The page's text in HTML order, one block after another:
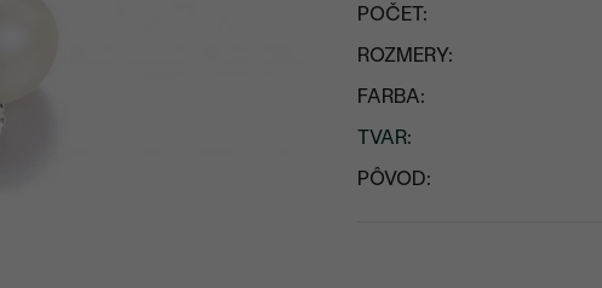
POČET:
ROZMERY:
FARBA:
TVAR:
PÔVOD: